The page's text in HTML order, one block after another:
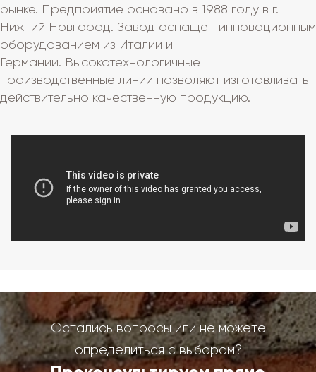
рынке. Предприятие основано в 1988 году в г.
Нижний Новгород. Завод оснащен инновационным
оборудованием из Италии и
Германии. Высокотехнологичные
производственные линии позволяют изготавливать
действительно качественную продукцию.
Остались вопросы или не можете
определиться с выбором?